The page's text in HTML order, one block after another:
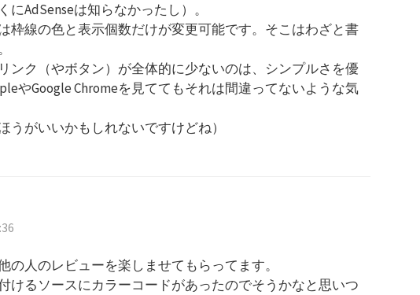
AdSenseは知らなかったし）。
枠線の色と表示個数だけが変更可能です。そこはわざと書
ンク（やボタン）が全体的に少ないのは、シンプルさを優
やGoogle Chromeを見ててもそれは間違ってないような気
うがいいかもしれないですけどね）
の人のレビューを楽しませてもらってます。
けるソースにカラーコードがあったのでそうかなと思いつ